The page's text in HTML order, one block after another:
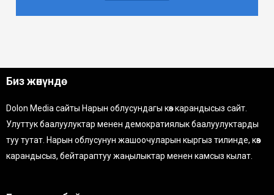
Биз жөнүндө
Dolon Media сайты Нарын облусундагы көз карандысыз сайт.
Улуттук баалуулуктар менен демократиялык баалуулуктарды
туу тутат. Нарын облусунун жашоочуларын кыргыз тилинде, көз
карандысыз, бейтараптуу жаңылыктар менен камсыз кылат.